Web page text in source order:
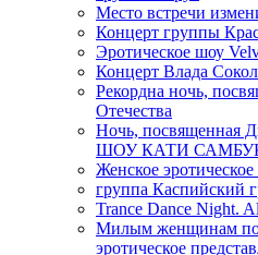
Место встречи
Концерт группы
Эротическое шоу
Концерт Влада
Рекордна ночь,
Отечества
Ночь, посвященная
ШОУ КАТИ
Женское
группа Каспийский
Trance Dance Night.
Милым женщинам
эротическое